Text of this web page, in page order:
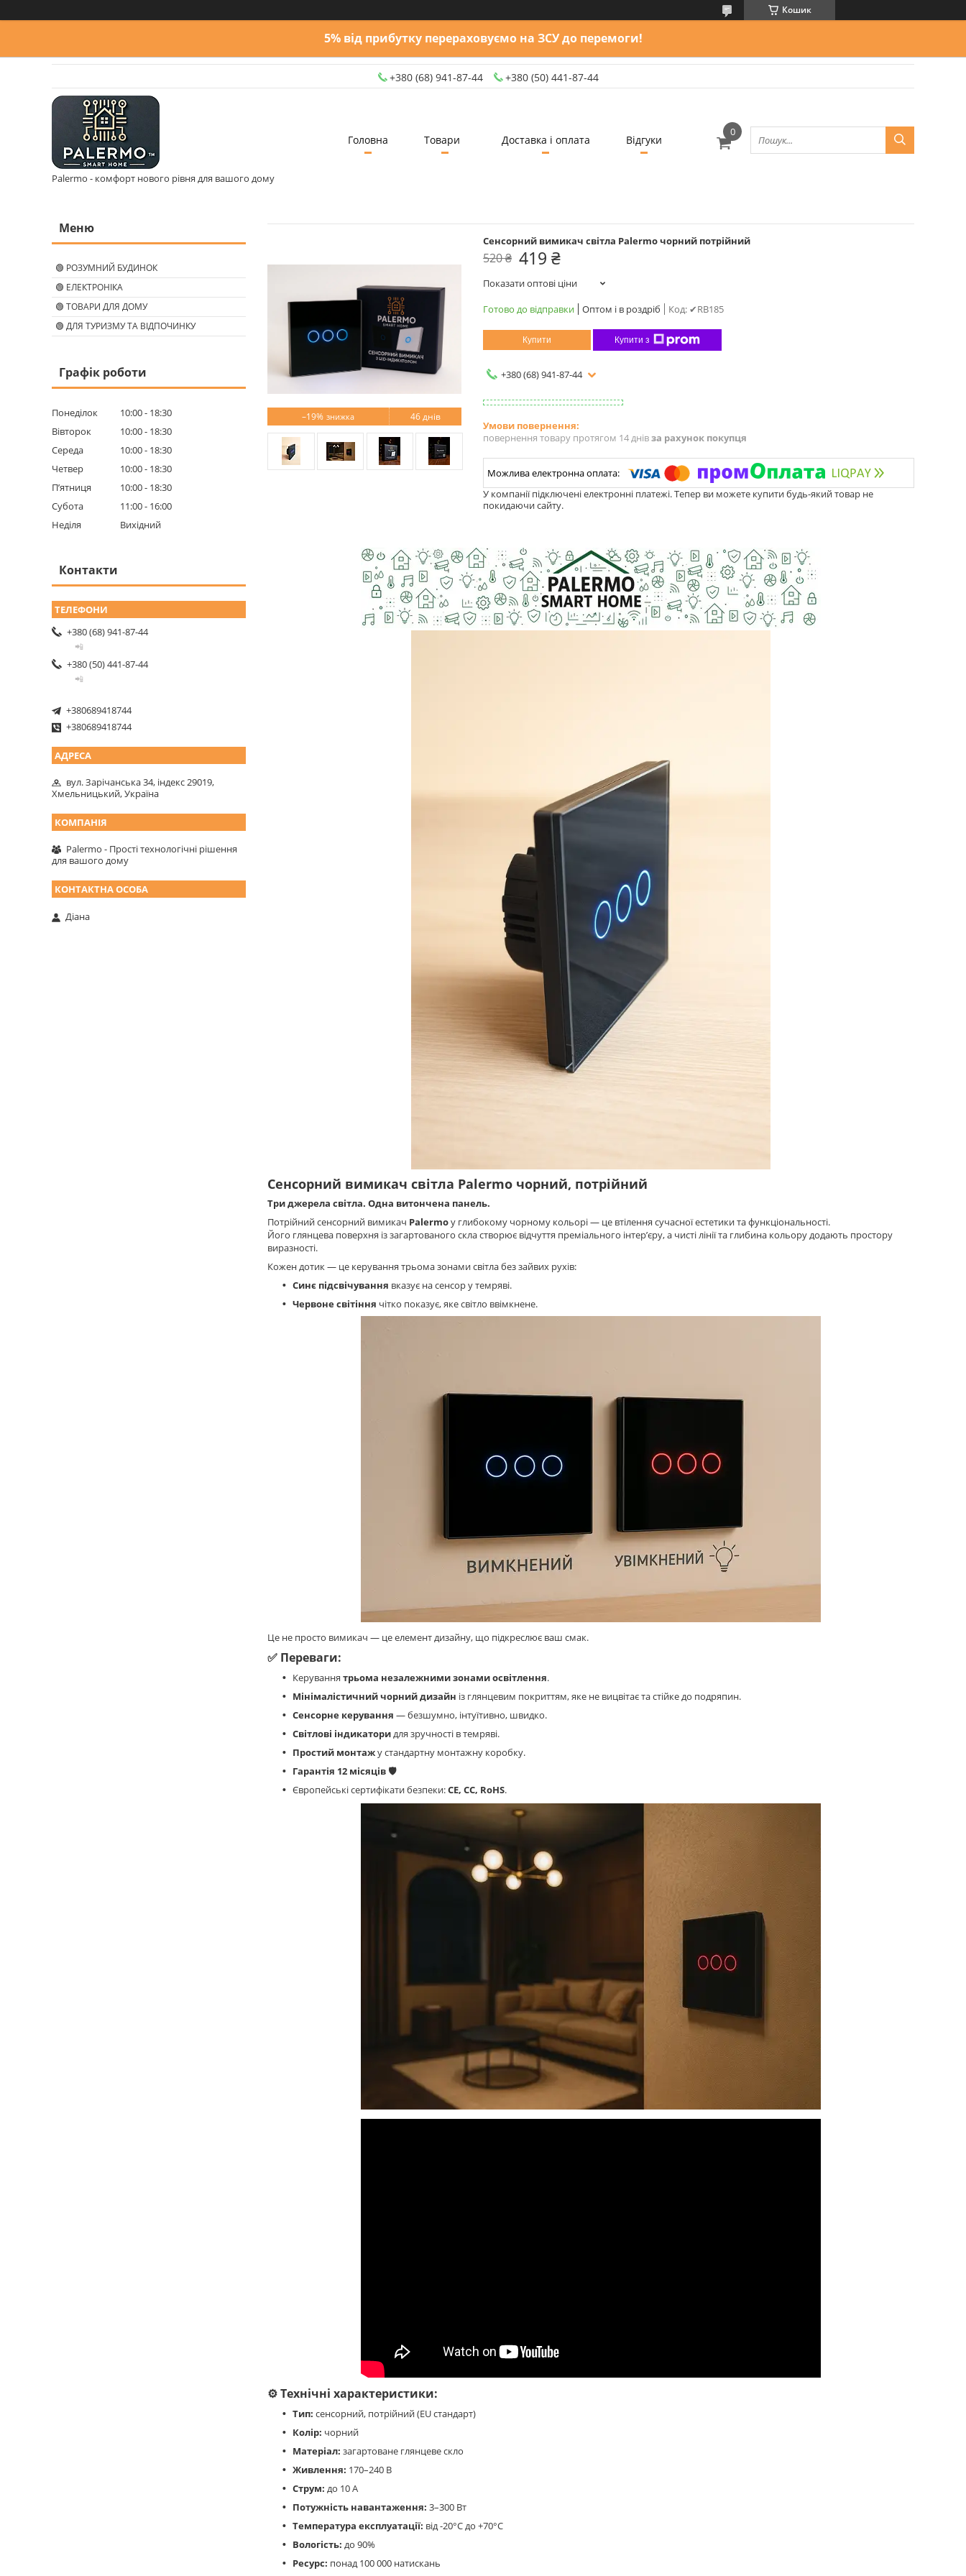
Кошик
5% від прибутку перераховуємо на ЗСУ до перемоги!
+380 (68) 941-87-44 +380 (50) 441-87-44
Palermo - комфорт нового рівня для вашого дому
Головна Товари Доставка і оплата Відгуки
–19% 46 днів
Сенсорний вимикач світла Palermo чорний потрійний
520 ₴ 419 ₴
Показати оптові ціни
Готово до відправки
Оптом і в роздріб Код: ✔RB185
Купити Купити з
+380 (68) 941-87-44
повернення товару протягом 14 днівза рахунок покупця
У компанії підключені електронні платежі. Тепер ви можете купити будь-який товар не
покидаючи сайту.
Сенсорний вимикач світла Palermo чорний, потрійний
Три джерела світла. Одна витончена панель.
Потрійний сенсорний вимикач Palermoу глибокому чорному кольорі — це втілення сучасної естетики та функціональності.
Його глянцева поверхня із загартованого скла створює відчуття преміального інтер’єру, а чисті лінії та глибина кольору додають простору
виразності.
Кожен дотик — це керування трьома зонами світла без зайвих рухів:
Синє підсвічування вказує на сенсор у темряві.
Червоне світіння чітко показує, яке світло ввімкнене.
Це не просто вимикач — це елемент дизайну, що підкреслює ваш смак.
✅ Переваги:
Керування трьома незалежними зонами освітлення.
Мінімалістичний чорний дизайн із глянцевим покриттям, яке не вицвітає та стійке до подряпин.
Сенсорне керування — безшумно, інтуїтивно, швидко.
Світлові індикаторидля зручності в темряві.
Простий монтажу стандартну монтажну коробку.
Гарантія 12 місяців 🛡️
Європейські сертифікати безпеки:CE, CC, RoHS.
⚙️Технічні характеристики:
Тип: сенсорний, потрійний (EU стандарт)
Колір: чорний
Матеріал: загартоване глянцеве скло
Живлення: 170–240 В
Струм: до 10 А
Потужність навантаження: 3–300 Вт
Температура експлуатації: від -20°C до +70°C
Вологість: до 90%
Ресурс: понад 100 000 натискань
🟢 РОЗУМНИЙ БУДИНОК
🟢 ЕЛЕКТРОНІКА
🟢 ТОВАРИ ДЛЯ ДОМУ
🟢 ДЛЯ ТУРИЗМУ ТА ВІДПОЧИНКУ
Графік роботи
Понеділок 10:00
18:30
Вівторок
10:00
18:30
Середа
10:00
18:30
Четвер
10:00
18:30
Пʼятниця
10:00
18:30
Субота
11:00
16:00
Неділя
Вихідний
Контакти
+380 (68) 941-87-44
📲
+380 (50) 441-87-44
📲
+380689418744
+380689418744
вул. Зарічанська 34, індекс 29019,
Хмельницький, Україна
Palermo - Прості технологічні рішення
для вашого дому
Діана